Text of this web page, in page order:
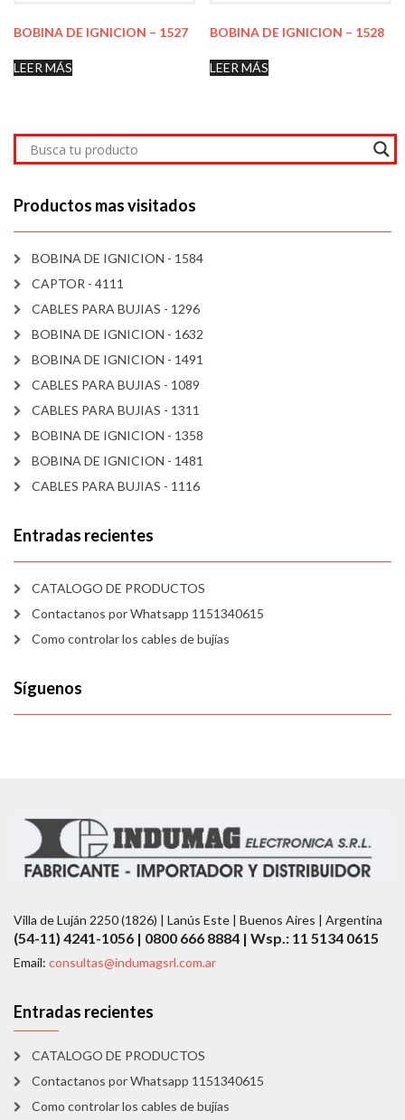
BOBINA DE IGNICION – 1527
LEER MÁS
BOBINA DE IGNICION – 1528
LEER MÁS
Productos mas visitados
BOBINA DE IGNICION - 1584
CAPTOR - 4111
CABLES PARA BUJIAS - 1296
BOBINA DE IGNICION - 1632
BOBINA DE IGNICION - 1491
CABLES PARA BUJIAS - 1089
CABLES PARA BUJIAS - 1311
BOBINA DE IGNICION - 1358
BOBINA DE IGNICION - 1481
CABLES PARA BUJIAS - 1116
Entradas recientes
CATALOGO DE PRODUCTOS
Contactanos por Whatsapp 1151340615
Como controlar los cables de bujías
Síguenos
Villa de Luján 2250 (1826) | Lanús Este | Buenos Aires | Argentina
(54-11) 4241-1056 | 0800 666 8884 | Wsp.: 11 5134 0615
Email: consultas@indumagsrl.com.ar
Entradas recientes
CATALOGO DE PRODUCTOS
Contactanos por Whatsapp 1151340615
Como controlar los cables de bujías